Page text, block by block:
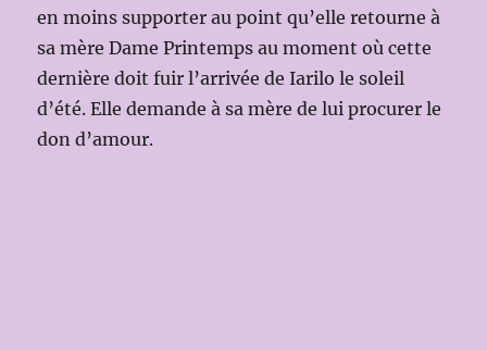
en moins supporter au point qu’elle retourne à
sa mère Dame Printemps au moment où cette
dernière doit fuir l’arrivée de Iarilo le soleil
d’été. Elle demande à sa mère de lui procurer le
don d’amour.